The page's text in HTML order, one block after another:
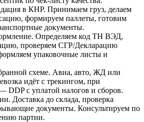
в КНР. Принимаем груз, делаем
формируем паллеты, готовим
документы.
Определяем код ТН ВЭД,
проверяем СГР/Декларацию
упаковочные листы и
схеме. Авиа, авто, ЖД или
идёт с трекингом, при
DDP с уплатой налогов и сборов.
Доставка до склада, проверка
документы. Консультируем по
партии.